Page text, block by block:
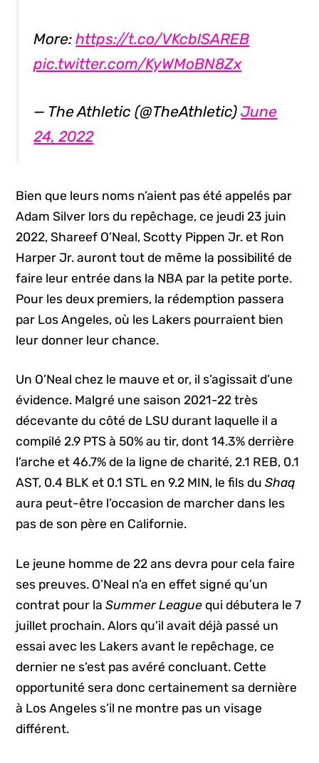
More:https://t.co/VKcblSAREB
pic.twitter.com/KyWMoBN8Zx
— The Athletic (@TheAthletic)June
24, 2022
Bien que leurs noms n’aient pas été appelés par
Adam Silver lors du repêchage, ce jeudi 23 juin
2022, Shareef O’Neal, Scotty Pippen Jr. et Ron
Harper Jr. auront tout de même la possibilité de
faire leur entrée dans la NBA par la petite porte.
Pour les deux premiers, la rédemption passera
par Los Angeles, où les Lakers pourraient bien
leur donner leur chance.
Un O’Neal chez le mauve et or, il s’agissait d’une
évidence. Malgré une saison 2021-22 très
décevante du côté de LSU durant laquelle il a
compilé 2.9 PTS à 50% au tir, dont 14.3% derrière
l’arche et 46.7% de la ligne de charité, 2.1 REB, 0.1
AST, 0.4 BLK et 0.1 STL en 9.2 MIN, le fils duShaq
aura peut-être l’occasion de marcher dans les
pas de son père en Californie.
Le jeune homme de 22 ans devra pour cela faire
ses preuves. O’Neal n’a en effet signé qu’un
contrat pour laSummer League qui débutera le 7
juillet prochain. Alors qu’il avait déjà passé un
essai avec les Lakers avant le repêchage, ce
dernier ne s’est pas avéré concluant. Cette
opportunité sera donc certainement sa dernière
à Los Angeles s’il ne montre pas un visage
différent.